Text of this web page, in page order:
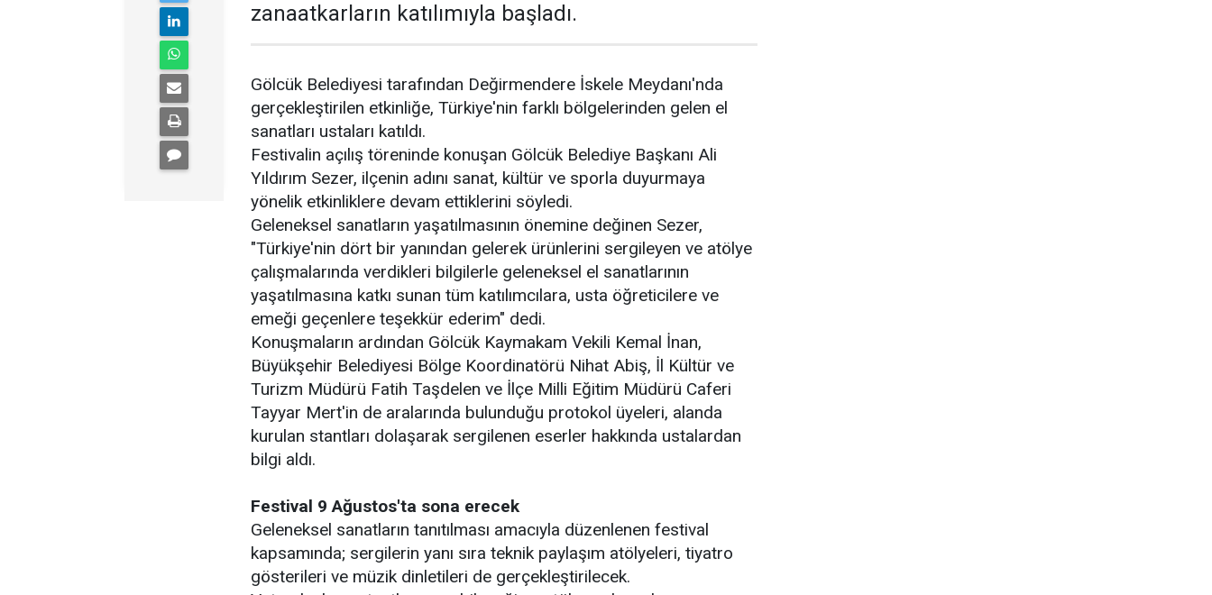
zanaatkarların katılımıyla başladı.
Gölcük Belediyesi tarafından Değirmendere İskele Meydanı'nda
gerçekleştirilen etkinliğe, Türkiye'nin farklı bölgelerinden gelen el
sanatları ustaları katıldı.
Festivalin açılış töreninde konuşan Gölcük Belediye Başkanı Ali
Yıldırım Sezer, ilçenin adını sanat, kültür ve sporla duyurmaya
yönelik etkinliklere devam ettiklerini söyledi.
Geleneksel sanatların yaşatılmasının önemine değinen Sezer,
"Türkiye'nin dört bir yanından gelerek ürünlerini sergileyen ve atölye
çalışmalarında verdikleri bilgilerle geleneksel el sanatlarının
yaşatılmasına katkı sunan tüm katılımcılara, usta öğreticilere ve
emeği geçenlere teşekkür ederim" dedi.
Konuşmaların ardından Gölcük Kaymakam Vekili Kemal İnan,
Büyükşehir Belediyesi Bölge Koordinatörü Nihat Abiş, İl Kültür ve
Turizm Müdürü Fatih Taşdelen ve İlçe Milli Eğitim Müdürü Caferi
Tayyar Mert'in de aralarında bulunduğu protokol üyeleri, alanda
kurulan stantları dolaşarak sergilenen eserler hakkında ustalardan
bilgi aldı.
Festival 9 Ağustos'ta sona erecek
Geleneksel sanatların tanıtılması amacıyla düzenlenen festival
kapsamında; sergilerin yanı sıra teknik paylaşım atölyeleri, tiyatro
gösterileri ve müzik dinletileri de gerçekleştirilecek.